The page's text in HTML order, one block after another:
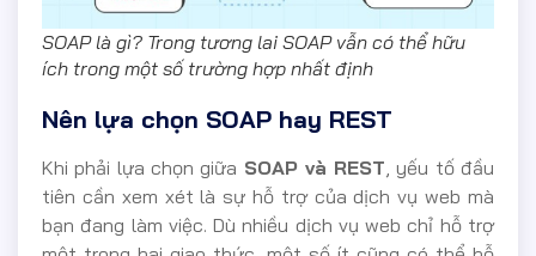
SOAP là gì? Trong tương lai SOAP vẫn có thể hữu
ích trong một số trường hợp nhất định
Nên lựa chọn SOAP hay REST
Khi phải lựa chọn giữa SOAP và REST, yếu tố đầu
tiên cần xem xét là sự hỗ trợ của dịch vụ web mà
bạn đang làm việc. Dù nhiều dịch vụ web chỉ hỗ trợ